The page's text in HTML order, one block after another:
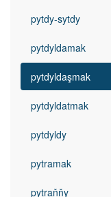
pytdy-sytdy
pytdyldamak
pytdyldaşmak
pytdyldatmak
pytdyldy
pytramak
pytraňňy